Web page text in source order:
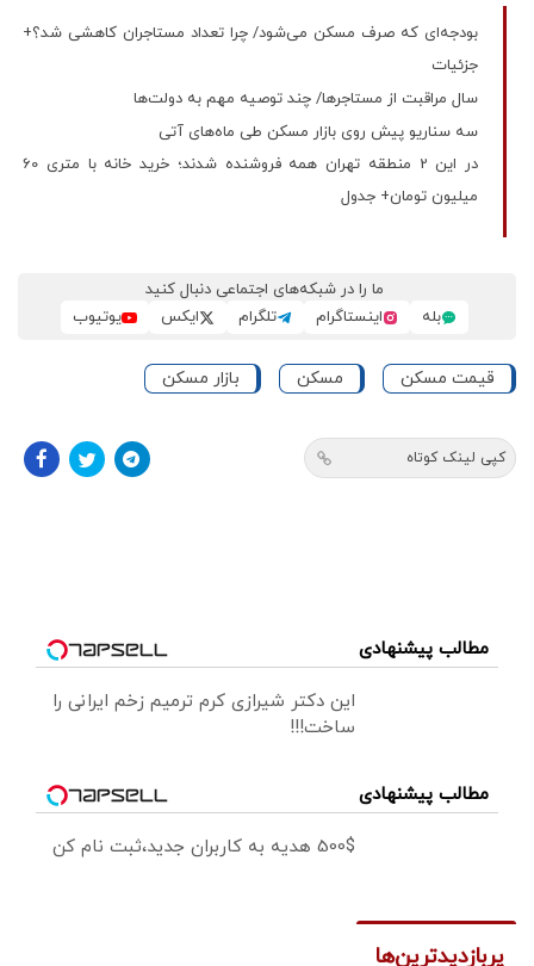
بودجه‌ای که صرف مسکن می‌شود/ چرا تعداد مستاجران کاهشی شد؟+
جزئیات
سال مراقبت از مستاجرها/ چند توصیه مهم به دولت‌ها
سه سناریو پیش روی بازار مسکن طی ماه‌‌های آتی
در این 2 منطقه تهران همه فروشنده شدند؛ خرید خانه با متری 60
میلیون تومان+ جدول
ما را در شبکه‌های اجتماعی دنبال کنید
بله
اینستاگرام تلگرام ایکس یوتیوب
قیمت مسکن مسکن بازار مسکن
کپی لینک کوتاه
مطالب پیشنهادی
این دکتر شیرازی کرم ترمیم زخم ایرانی را
ساخت!!!
مطالب پیشنهادی
500$ هدیه به کاربران جدید،ثبت نام کن
پربازدیدترین‌ها